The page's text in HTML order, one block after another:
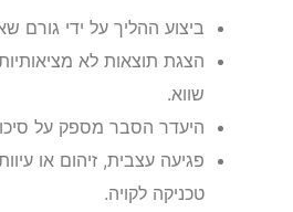
ביצוע ההליך על ידי גורם
הצגת תוצאות לא
שווא.
היעדר הסבר מספק על
פגיעה עצבית, זיהום או
טכניקה לקויה.